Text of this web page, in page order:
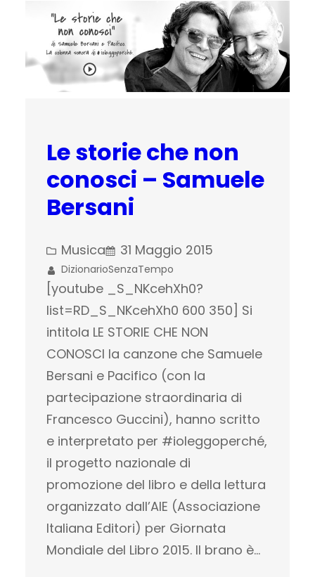
Le storie che non
conosci – Samuele
Bersani
Musica 31 Maggio 2015
DizionarioSenzaTempo
[youtube _S_NKcehXh0?
list=RD_S_NKcehXh0 600 350] Si
intitola LE STORIE CHE NON
CONOSCI la canzone che Samuele
Bersani e Pacifico (con la
partecipazione straordinaria di
Francesco Guccini), hanno scritto
e interpretato per #ioleggoperché,
il progetto nazionale di
promozione del libro e della lettura
organizzato dall’AIE (Associazione
Italiana Editori) per Giornata
Mondiale del Libro 2015. Il brano è…